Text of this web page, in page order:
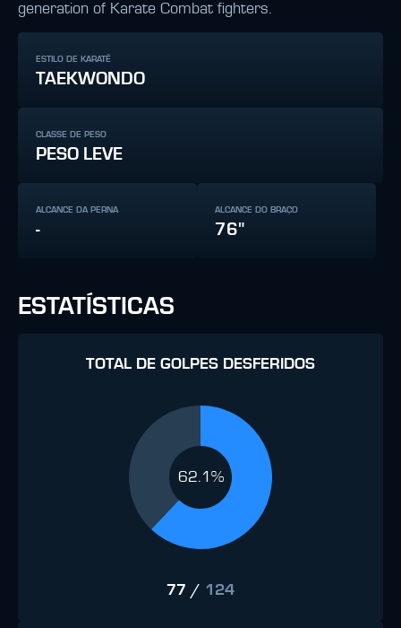
generation of Karate Combat fighters.
ESTILO DE KARATÊ
TAEKWONDO
CLASSE DE PESO
PESO LEVE
ALCANCE DA PERNA
-
ALCANCE DO BRAÇO
76"
ESTATÍSTICAS
TOTAL DE GOLPES DESFERIDOS
62.1%
77 / 124